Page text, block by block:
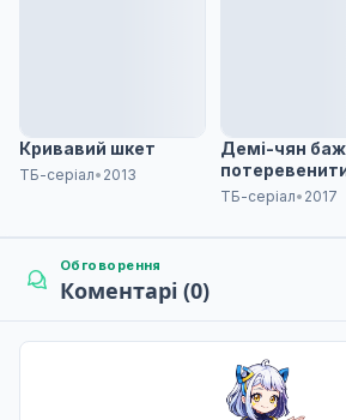
«Вечеря десяти королів
Кривавий шкет
ТБ-серіал• 2013
Демі-чян
ТБ-серіал• 2017
Обговорення
Коментарі (0)